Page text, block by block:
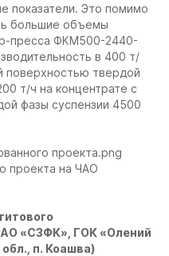
показатели. Это помимо
большие объемы
пресса ФКМ500-2440-
в 400 т/
поверхностью твердой
т/ч на концентрате с
фазы суспензии 4500
проекта на ЧАО
«СЗФК», ГОК «Олений
п. Коашва)